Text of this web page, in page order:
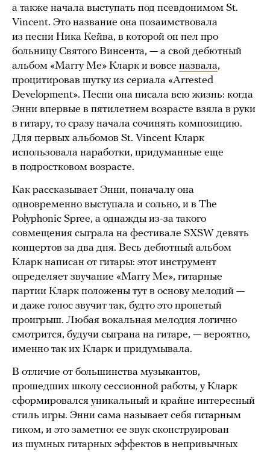
а также начала выступать под псевдонимом St.
Vincent. Это название она позаимствовала
из песни Ника Кейва, в которой он пел про
больницу Святого Винсента, — а свой дебютный
альбом «Marry Me» Кларк и вовсе назвала,
процитировав шутку из сериала «Arrested
Development». Песни она писала всю жизнь: когда
Энни впервые в пятилетнем возрасте взяла в руки
в гитару, то сразу начала сочинять композицию.
Для первых альбомов St. Vincent Кларк
использовала наработки, придуманные еще
в подростковом возрасте.
Как рассказывает Энни, поначалу она
одновременно выступала и сольно, и в The
Polyphonic Spree, а однажды из-за такого
совмещения сыграла на фестивале SXSW девять
концертов за два дня. Весь дебютный альбом
Кларк написан от гитары: этот инструмент
определяет звучание «Marry Me», гитарные
партии Кларк положены тут в основу мелодий —
и даже голос звучит так, будто это пропетый
проигрыш. Любая вокальная мелодия логично
смотрится, будучи сыграна на гитаре, — вероятно,
именно так их Кларк и придумывала.
В отличие от большинства музыкантов,
прошедших школу сессионной работы, у Кларк
сформировался уникальный и крайне интересный
стиль игры. Энни сама называет себя гитарным
гиком, и это заметно: ее звук сконструирован
из шумных гитарных эффектов в непривычных